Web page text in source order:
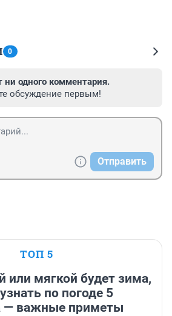
0
ни одного комментария.
обсуждение первым!
Отправить
ТОП 5
или мягкой будет зима,
по погоде 5
— важные приметы